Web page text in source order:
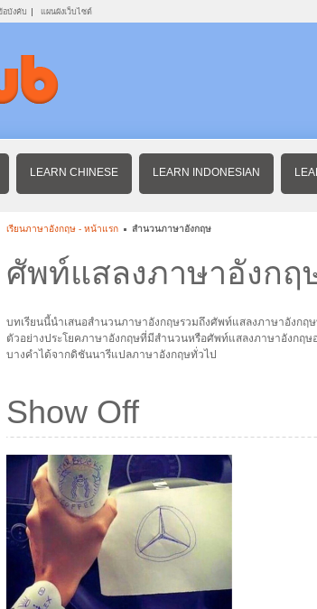
บังคับ แผนผังเว็บไซต์
LEARN CHINESE LEARN INDONESIAN
เรียนภาษาอังกฤษ - หน้าแรก สำนวนภาษาอังกฤษ
ศัพท์แสลงภาษาอังกฤ
บทเรียนนี้นำเสนอสำนวนภาษาอังกฤษรวมถึงศัพท์แสลงภาษาอังก
ตัวอย่างประโยคภาษาอังกฤษที่มีสำนวนหรือศัพท์แสลงภาษาอังกฤ
บางคำได้จากดิชันนารีแปลภาษาอังกฤษทั่วไป
Show Off